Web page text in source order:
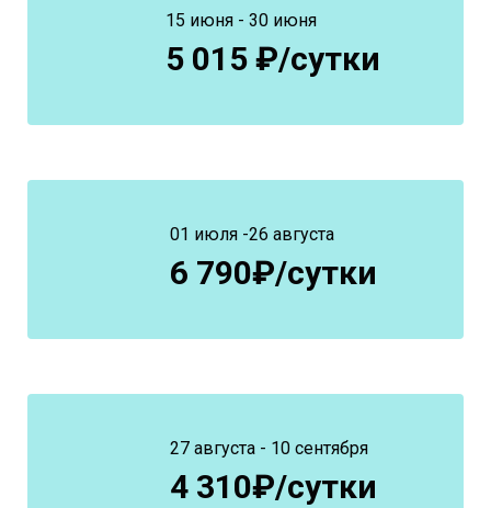
15 июня - 30 июня
5 015 ₽/сутки
01 июля -26 августа
6 790₽/сутки
27 августа - 10 сентября
4 310₽/сутки